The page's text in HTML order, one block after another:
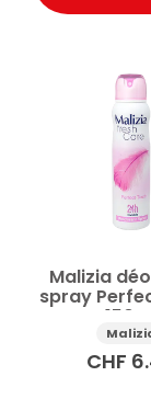
Malizia
spray
CHF